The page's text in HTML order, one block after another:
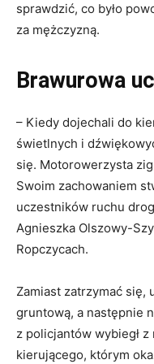
sprawdzić, co było
za mężczyzną.
Brawurowa
– Kiedy dojechali do
świetlnych i
się. Motorowerzysta
Swoim zachowaniem
uczestników ruchu
Agnieszka Olszowy-
Ropczycach.
Zamiast zatrzymać się,
gruntową, a następnie
z policjantów wybiegł
kierującego, którym